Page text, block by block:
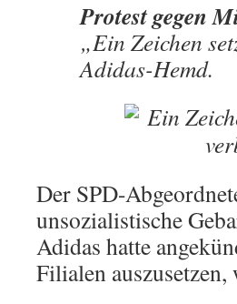
Protest gegen
„Ein Zeichen
Adidas-Hemd.
Der SPD-
unsozialistische
Adidas hatte
Filialen